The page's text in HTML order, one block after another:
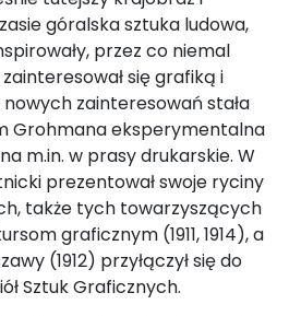
góralska sztuka ludowa,
przez co niemal
się grafiką i
zainteresowań stała
Grohmana eksperymentalna
m.in. w prasy drukarskie. W
prezentował swoje ryciny
także tych towarzyszących
graficznym (1911, 1914), a
(1912) przyłączył się do
Sztuk Graficznych.